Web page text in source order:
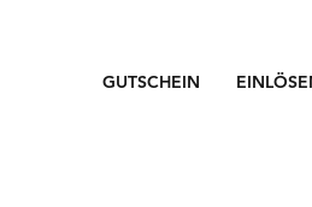
GUTSCHEIN